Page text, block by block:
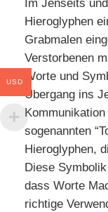
Im Jenseits
Hieroglyphen
Grabmalen
Verstorbenen
Worte und
Übergang ins
sogenannten
Hieroglyphen,
Diese
dass Worte
richtige
USD